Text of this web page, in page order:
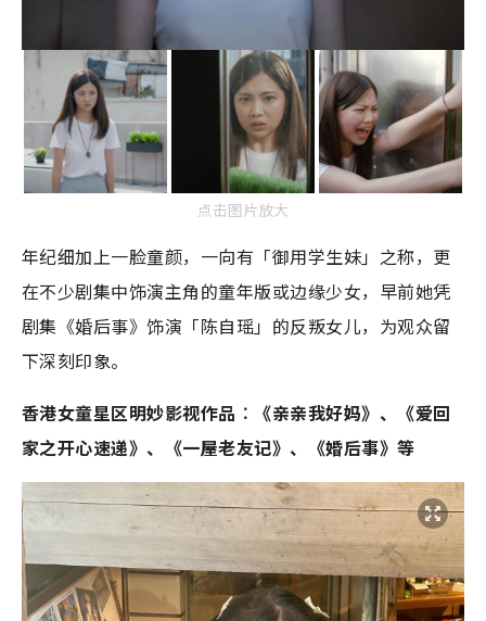
点击图片放大
年纪细加上一脸童颜，一向有「御用学生妹」之称，更
在不少剧集中饰演主角的童年版或边缘少女，早前她凭
剧集《婚后事》饰演「陈自瑶」的反叛女儿，为观众留
下深刻印象。
香港女童星区明妙影视作品︰《亲亲我好妈》、《爱回
家之开心速递》、《一屋老友记》、《婚后事》等